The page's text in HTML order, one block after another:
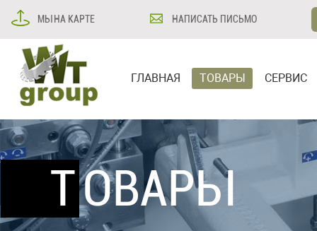
МЫ НА КАРТЕ НАПИСАТЬ ПИСЬМО
ГЛАВНАЯ ТОВАРЫ СЕРВИС
ТОВАРЫ